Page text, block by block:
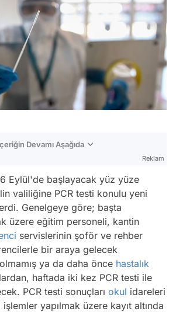
Devamı Aşağıda
Reklam
Eylül'de başlayacak yüz yüze
valiliğine PCR testi konulu yeni
Genelgeye göre; başta
üzere eğitim personeli, kantin
servislerinin şoför ve rehber
bir araya gelecek
ya da daha önce hastalık
haftada iki kez PCR testi ile
PCR testi sonuçları okul idareleri
yapılmak üzere kayıt altında